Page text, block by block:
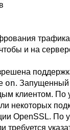
трафика
и на
on. Запущенный
клиентом. По
некоторых
OpenSSL. По
требуется